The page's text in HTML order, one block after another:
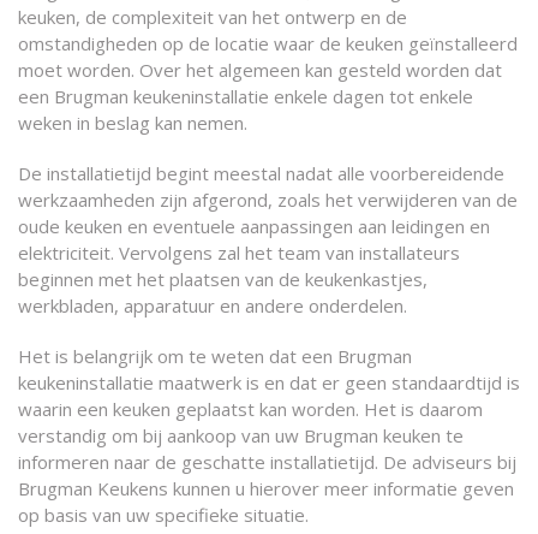
keuken, de complexiteit van het ontwerp en de
omstandigheden op de locatie waar de keuken geïnstalleerd
moet worden. Over het algemeen kan gesteld worden dat
een Brugman keukeninstallatie enkele dagen tot enkele
weken in beslag kan nemen.
De installatietijd begint meestal nadat alle voorbereidende
werkzaamheden zijn afgerond, zoals het verwijderen van de
oude keuken en eventuele aanpassingen aan leidingen en
elektriciteit. Vervolgens zal het team van installateurs
beginnen met het plaatsen van de keukenkastjes,
werkbladen, apparatuur en andere onderdelen.
Het is belangrijk om te weten dat een Brugman
keukeninstallatie maatwerk is en dat er geen standaardtijd is
waarin een keuken geplaatst kan worden. Het is daarom
verstandig om bij aankoop van uw Brugman keuken te
informeren naar de geschatte installatietijd. De adviseurs bij
Brugman Keukens kunnen u hierover meer informatie geven
op basis van uw specifieke situatie.